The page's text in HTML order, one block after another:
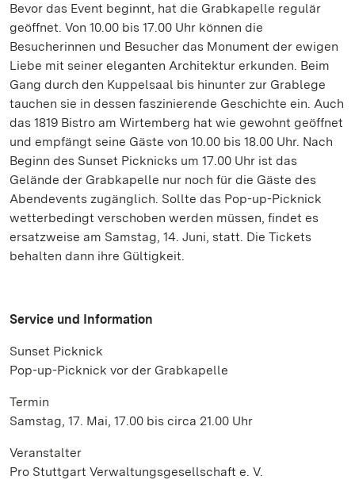
Bevor das Event beginnt, hat die Grabkapelle regulär
geöffnet. Von 10.00 bis 17.00 Uhr können die
Besucherinnen und Besucher das Monument der ewigen
Liebe mit seiner eleganten Architektur erkunden. Beim
Gang durch den Kuppelsaal bis hinunter zur Grablege
tauchen sie in dessen faszinierende Geschichte ein. Auch
das 1819 Bistro am Wirtemberg hat wie gewohnt geöffnet
und empfängt seine Gäste von 10.00 bis 18.00 Uhr. Nach
Beginn des Sunset Picknicks um 17.00 Uhr ist das
Gelände der Grabkapelle nur noch für die Gäste des
Abendevents zugänglich. Sollte das Pop-up-Picknick
wetterbedingt verschoben werden müssen, findet es
ersatzweise am Samstag, 14. Juni, statt. Die Tickets
behalten dann ihre Gültigkeit.
Service und Information
Sunset Picknick
Pop-up-Picknick vor der Grabkapelle
Termin
Samstag, 17. Mai, 17.00 bis circa 21.00 Uhr
Veranstalter
Pro Stuttgart Verwaltungsgesellschaft e. V.